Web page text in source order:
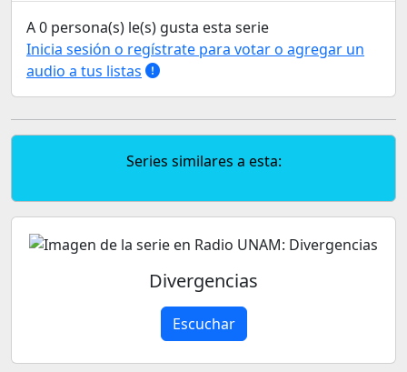
A 0 persona(s) le(s) gusta esta serie
Inicia sesión o regístrate para votar o agregar un
audio a tus listas
Series similares a esta:
Divergencias
Escuchar